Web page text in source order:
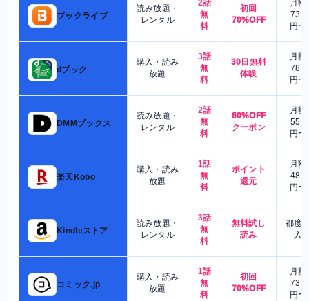
ブックライブ
読み放題・
レンタル
2話
無
料
初回
70%OFF
月額
730
円〜
dブック
購入・読み
放題
3話
無
料
30日無料
体験
月額
780
円〜
DMMブックス
読み放題・
レンタル
2話
無
料
60%OFF
クーポン
月額
550
円〜
楽天Kobo
購入・読み
放題
1話
無
料
ポイント
還元
月額
480
円〜
Kindleストア
読み放題・
レンタル
3話
無
料
無料試し
読み
都度
入
コミック.jp
購入・読み
放題
1話
無
料
初回
70%OFF
月額
730
円〜